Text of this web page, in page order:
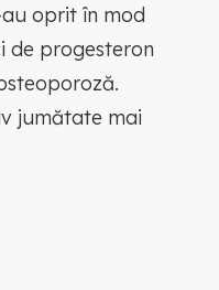
oprit în mod
de progesteron
jumătate mai